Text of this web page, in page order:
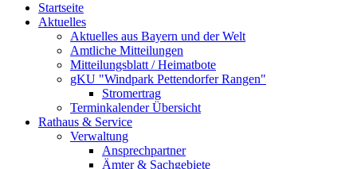
Startseite
Aktuelles
Aktuelles aus Bayern und der Welt
Amtliche Mitteilungen
Mitteilungsblatt / Heimatbote
gKU "Windpark Pettendorfer Rangen"
Stromertrag
Terminkalender Übersicht
Rathaus & Service
Verwaltung
Ansprechpartner
Ämter & Sachgebiete